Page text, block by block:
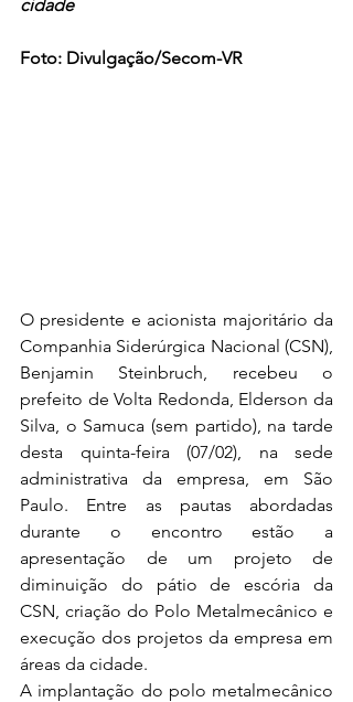
cidade
Foto: Divulgação/Secom-VR
O presidente e acionista majoritário da
Companhia Siderúrgica Nacional (CSN),
Benjamin Steinbruch, recebeu o
prefeito de Volta Redonda, Elderson da
Silva, o Samuca (sem partido), na tarde
desta quinta-feira (07/02), na sede
administrativa da empresa, em São
Paulo. Entre as pautas abordadas
durante o encontro estão a
apresentação de um projeto de
diminuição do pátio de escória da
CSN, criação do Polo Metalmecânico e
execução dos projetos da empresa em
áreas da cidade.
A implantação do polo metalmecânico